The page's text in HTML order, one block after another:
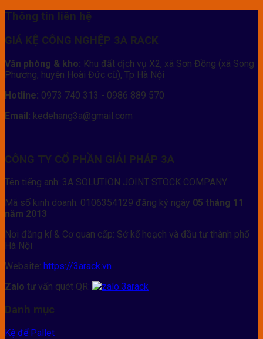
Thông tin liên hệ
GIÁ KỆ CÔNG NGHỆP 3A RACK
Văn phòng & kho: Khu đất dịch vụ X2, xã Sơn Đồng (xã Song
Phương, huyện Hoài Đức cũ), Tp Hà Nội
Hotline: 0973 740 313 - 0986 889 570
Email: kedehang3a@gmail.com
CÔNG TY CỔ PHẦN GIẢI PHÁP 3A
Tên tiếng anh: 3A SOLUTION JOINT STOCK COMPANY
Mã số kinh doanh: 0106354129 đăng ký ngày 05 tháng 11
năm 2013
Nơi đăng kí & Cơ quan cấp: Sở kế hoạch và đầu tư thành phố
Hà Nội
Website: https://3arack.vn
Zalo tư vấn quét QR:
Danh mục
Kệ để Pallet